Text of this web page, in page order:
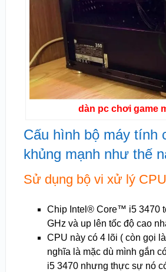
dàn pc chơi game
Cấu hình bộ máy tính
khủng mạnh như thế
Sử dụng bộ vi xử lý CPU
Chip Intel® Core™ i5 3470
GHz và up lên tốc độ cao
CPU này có 4 lõi ( còn gọi
nghĩa là mặc dù mình gắn
i5 3470 nhưng thực sự nó